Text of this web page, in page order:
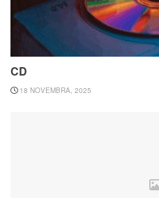
CD
18 NOVEMBRA, 2025